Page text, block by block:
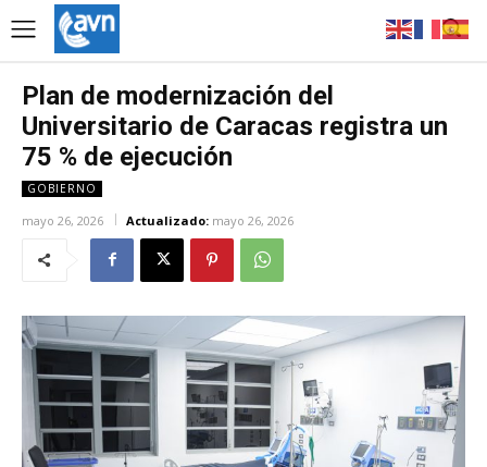
Plan de modernización del
Universitario de Caracas registra un
75 % de ejecución
GOBIERNO
mayo 26, 2026 Actualizado: mayo 26, 2026